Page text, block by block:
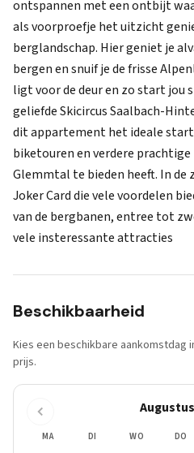
ontspannen met een ontbijt
als voorproefje het uitzicht
berglandschap. Hier geniet je
bergen en snuif je de frisse
ligt voor de deur en zo start jou
geliefde Skicircus Saalbach-
dit appartement het ideale
biketouren en verdere
Glemmtal te bieden heeft. In de
Joker Card die vele voordelen
van de bergbanen, entree tot
vele insteressante attracties
Beschikbaarheid
Kies een beschikbare aankomstdag
prijs.
MA DI WO DO